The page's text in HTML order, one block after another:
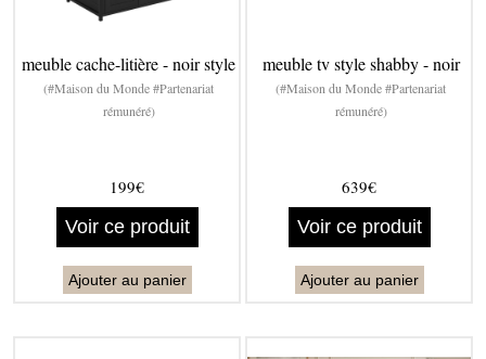
meuble cache-litière - noir style
(#Maison du Monde #Partenariat
rémunéré)
199€
Voir ce produit
Ajouter au panier
meuble tv style shabby - noir
(#Maison du Monde #Partenariat
rémunéré)
639€
Voir ce produit
Ajouter au panier